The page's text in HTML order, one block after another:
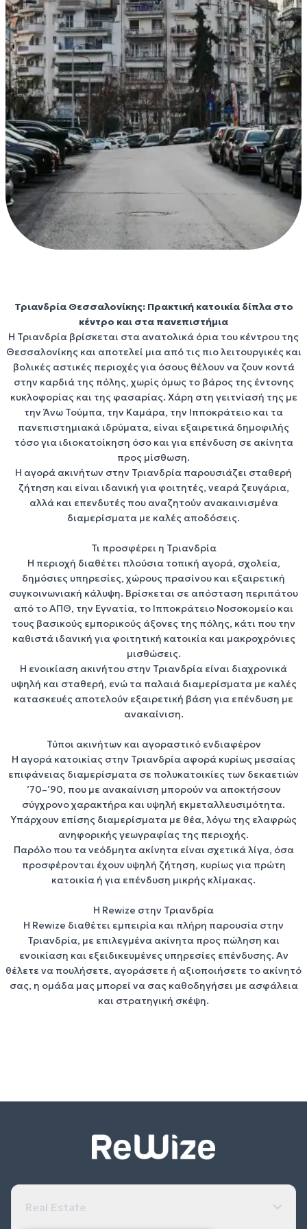
Δείτε τα Ακίνητα
Τριανδρία Θεσσαλονίκης: Πρακτική κατοικία δίπλα στο
κέντρο και στα πανεπιστήμια
Η Τριανδρία βρίσκεται στα ανατολικά όρια του κέντρου της
Θεσσαλονίκης και αποτελεί μια από τις πιο λειτουργικές και
βολικές αστικές περιοχές για όσους θέλουν να ζουν κοντά
στην καρδιά της πόλης, χωρίς όμως το βάρος της έντονης
κυκλοφορίας και της φασαρίας. Χάρη στη γειτνίασή της με
την Άνω Τούμπα, την Καμάρα, την Ιπποκράτειο και τα
πανεπιστημιακά ιδρύματα, είναι εξαιρετικά δημοφιλής
τόσο για ιδιοκατοίκηση όσο και για επένδυση σε ακίνητα
προς μίσθωση.
Η αγορά ακινήτων στην Τριανδρία παρουσιάζει σταθερή
ζήτηση και είναι ιδανική για φοιτητές, νεαρά ζευγάρια,
αλλά και επενδυτές που αναζητούν ανακαινισμένα
διαμερίσματα με καλές αποδόσεις.
Τι προσφέρει η Τριανδρία
Η περιοχή διαθέτει πλούσια τοπική αγορά, σχολεία,
δημόσιες υπηρεσίες, χώρους πρασίνου και εξαιρετική
συγκοινωνιακή κάλυψη. Βρίσκεται σε απόσταση περιπάτου
από τοΑΠΘ, την Εγνατία, το Ιπποκράτειο Νοσοκομείο και
τους βασικούς εμπορικούς άξονες της πόλης, κάτι που την
καθιστά ιδανική για φοιτητική κατοικίακαι μακροχρόνιες
μισθώσεις.
Η ενοικίαση ακινήτου στην Τριανδρία είναι διαχρονικά
υψηλή και σταθερή, ενώ τα παλαιά διαμερίσματα με καλές
κατασκευές αποτελούν εξαιρετική βάση για επένδυση με
ανακαίνιση.
Τύποι ακινήτων και αγοραστικό ενδιαφέρον
Η αγορά κατοικίας στην Τριανδρία αφορά κυρίως μεσαίας
επιφάνειας διαμερίσματα σε πολυκατοικίες των δεκαετιών
’70–’90, που με ανακαίνιση μπορούν να αποκτήσουν
σύγχρονο χαρακτήρα και υψηλή εκμεταλλευσιμότητα.
Υπάρχουν επίσης διαμερίσματα με θέα, λόγω της ελαφρώς
ανηφορικής γεωγραφίας της περιοχής.
Παρόλο που τανεόδμητα ακίνηταείναι σχετικά λίγα, όσα
προσφέρονται έχουν υψηλή ζήτηση, κυρίως για πρώτη
κατοικία ή για επένδυση μικρής κλίμακας.
Η Rewize στην Τριανδρία
Η Rewize διαθέτει εμπειρία και πλήρη παρουσία στην
Τριανδρία, με επιλεγμένα ακίνητα προς πώληση και
ενοικίαση και εξειδικευμένες υπηρεσίες επένδυσης. Αν
θέλετε να πουλήσετε, αγοράσετε ή αξιοποιήσετε το ακίνητό
σας, η ομάδα μας μπορεί να σας καθοδηγήσει με ασφάλεια
και στρατηγική σκέψη.
Real Estate